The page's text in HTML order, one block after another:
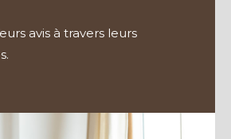
avis à travers leurs